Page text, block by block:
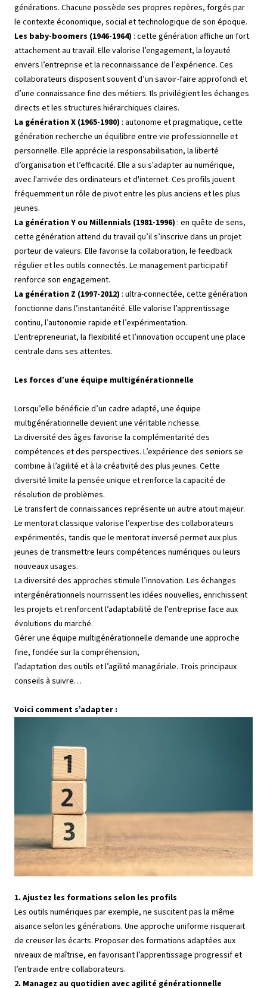
générations. Chacune possède ses propres repères, forgés par
le contexte économique, social et technologique de son époque.
Les baby-boomers (1946-1964) : cette génération affiche un fort
attachement au travail. Elle valorise l’engagement, la loyauté
envers l’entreprise et la reconnaissance de l’expérience. Ces
collaborateurs disposent souvent d’un savoir-faire approfondi et
d’une connaissance fine des métiers. Ils privilégient les échanges
directs et les structures hiérarchiques claires.
La génération X (1965-1980) : autonome et pragmatique, cette
génération recherche un équilibre entre vie professionnelle et
personnelle. Elle apprécie la responsabilisation, la liberté
d’organisation et l’efficacité. Elle a su s'adapter au numérique,
avec l'arrivée des ordinateurs et d'internet. Ces profils jouent
fréquemment un rôle de pivot entre les plus anciens et les plus
jeunes.
La génération Y ou Millennials (1981-1996) : en quête de sens,
cette génération attend du travail qu’il s’inscrive dans un projet
porteur de valeurs. Elle favorise la collaboration, le feedback
régulier et les outils connectés. Le management participatif
renforce son engagement.
La génération Z (1997-2012) : ultra-connectée, cette génération
fonctionne dans l’instantanéité. Elle valorise l’apprentissage
continu, l’autonomie rapide et l’expérimentation.
L’entrepreneuriat, la flexibilité et l’innovation occupent une place
centrale dans ses attentes.
Les forces d’une équipe multigénérationnelle
Lorsqu’elle bénéficie d’un cadre adapté, une équipe
multigénérationnelle devient une véritable richesse.
La diversité des âges favorise la complémentarité des
compétences et des perspectives. L’expérience des seniors se
combine à l’agilité et à la créativité des plus jeunes. Cette
diversité limite la pensée unique et renforce la capacité de
résolution de problèmes.
Le transfert de connaissances représente un autre atout majeur.
Le mentorat classique valorise l’expertise des collaborateurs
expérimentés, tandis que le mentorat inversé permet aux plus
jeunes de transmettre leurs compétences numériques ou leurs
nouveaux usages.
La diversité des approches stimule l’innovation. Les échanges
intergénérationnels nourrissent les idées nouvelles, enrichissent
les projets et renforcent l’adaptabilité de l’entreprise face aux
évolutions du marché.
Gérer une équipe multigénérationnelle demande une approche
fine, fondée sur la compréhension,
l’adaptation des outils et l’agilité managériale. Trois principaux
conseils à suivre…
Voici comment s’adapter :
1. Ajustez les formations selon les profils
Les outils numériques par exemple, ne suscitent pas la même
aisance selon les générations. Une approche uniforme risquerait
de creuser les écarts. Proposer des formations adaptées aux
niveaux de maîtrise, en favorisant l’apprentissage progressif et
l’entraide entre collaborateurs.
2. Managez au quotidien avec agilité générationnelle